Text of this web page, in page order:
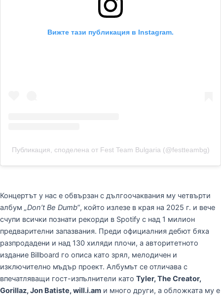
Вижте тази публикация в Instagram.
Публикация, споделена от Fest Team Bulgaria (@festteambg)
Концертът у нас е обвързан с дългоочаквания му четвърти
албум „Don’t Be Dumb“, който излезе в края на 2025 г. и вече
счупи всички познати рекорди в Spotify с над 1 милион
предварителни запазвания. Преди официалния дебют бяха
разпродадени и над 130 хиляди плочи, а авторитетното
издание Billboard го описа като зрял, мелодичен и
изключително мъдър проект. Албумът се отличава с
впечатляващи гост-изпълнители като Tyler, The Creator,
Gorillaz, Jon Batiste, will.i.am и много други, а обложката му е